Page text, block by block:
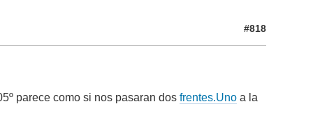
#818
parece como si nos pasaran dosfrentes.Uno a la